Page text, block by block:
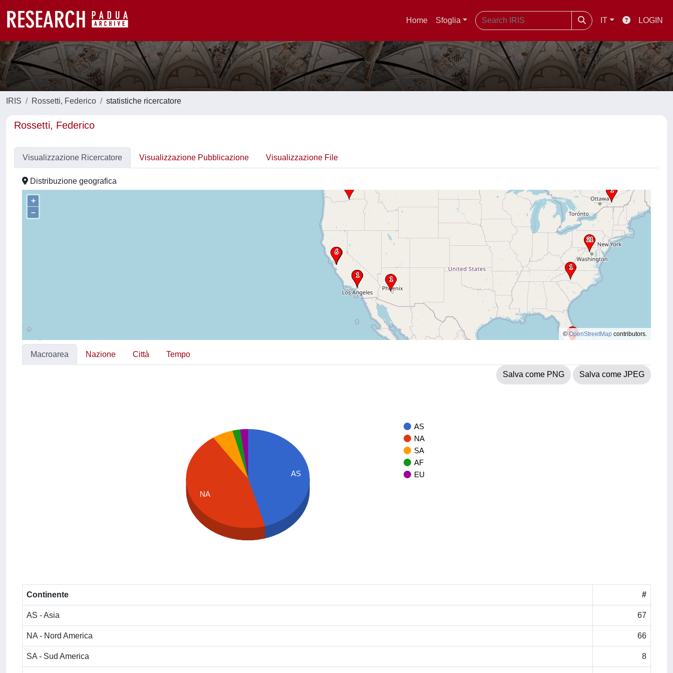
Home Sfoglia IT LOGIN
IRIS Rossetti, Federico statistiche ricercatore
Rossetti, Federico
Visualizzazione Ricercatore Visualizzazione Pubblicazione Visualizzazione File
Distribuzione geografica
+
–
©OpenStreetMap contributors.
Macroarea Nazione Città Tempo
Salva come PNG Salva come JPEG
AS
NA
SA
AF
EU
AS
NA
Continente #
AS - Asia 67
NA - Nord America 66
SA - Sud America 8